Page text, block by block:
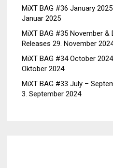
MiXT BAG #36 January
Januar 2025
MiXT BAG #35 November &
Releases 29. November
MiXT BAG #34 October
Oktober 2024
MiXT BAG #33 July –
3. September 2024